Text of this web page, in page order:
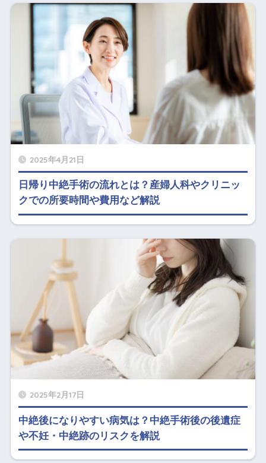
2025年4月21日
日帰り中絶手術の流れとは？産婦人科やクリニッ
クでの所要時間や費用など解説
2025年2月17日
中絶後になりやすい病気は？中絶手術後の後遺症
や不妊・中絶跡のリスクを解説